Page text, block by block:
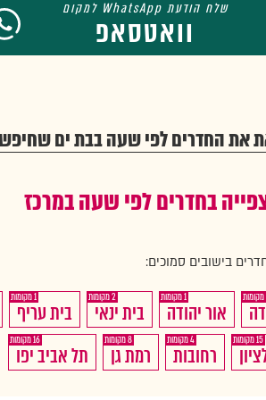
וואטסאפ
את החדרים לפי שעה בבת ים
בחדרים לפי שעה במרכז
בישובים סמוכים:
חדרים
לפי
שעה
אור יהודה
1
חדרים
לפי
שעה
בית ינאי
2
חדרים
לפי
שעה
בית עריף
1
15
חדרים
לפי
רחובות
4
חדרים
לפי
רמת גן
8
חדרים
לפי
תל אביב יפו
16